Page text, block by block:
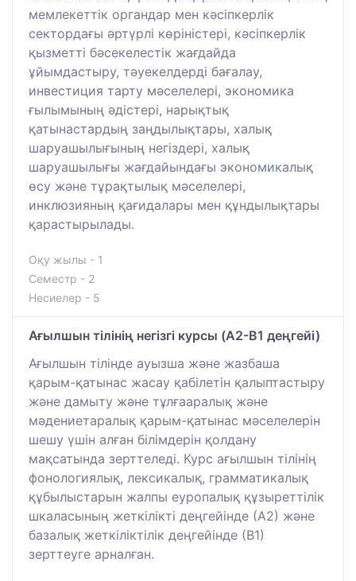
мемлекеттік органдар мен кәсіпкерлік
сектордағы әртүрлі көріністері, кәсіпкерлік
қызметті бәсекелестік жағдайда
ұйымдастыру, тәуекелдерді бағалау,
инвестиция тарту мәселелері, экономика
ғылымының әдістері, нарықтық
қатынастардың заңдылықтары, халық
шаруашылығының негіздері, халық
шаруашылығы жағдайындағы экономикалық
өсу және тұрақтылық мәселелері,
инклюзияның қағидалары мен құндылықтары
қарастырылады.
Оқу жылы - 1
Семестр - 2
Несиелер - 5
Ағылшын тілінің негізгі курсы (A2-B1 деңгейі)
Ағылшын тілінде ауызша және жазбаша
қарым-қатынас жасау қабілетін қалыптастыру
және дамыту және тұлғааралық және
мәдениетаралық қарым-қатынас мәселелерін
шешу үшін алған білімдерін қолдану
мақсатында зерттеледі. Курс ағылшын тілінің
фонологиялық, лексикалық, грамматикалық
құбылыстарын жалпы еуропалық құзыреттілік
шкаласының жеткілікті деңгейінде (А2) және
базалық жеткіліктілік деңгейінде (В1)
зерттеуге арналған.